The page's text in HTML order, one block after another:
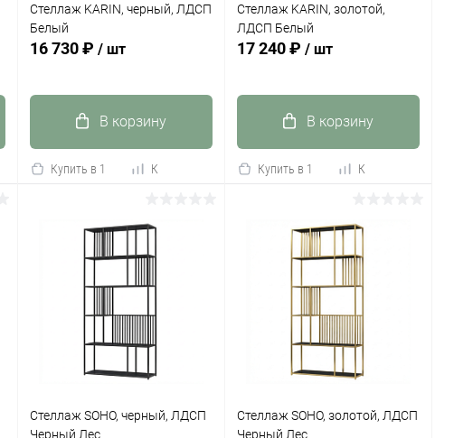
Стеллаж KARIN, черный, ЛДСП
Белый
16 730 ₽ / шт
В корзину
Купить в 1
клик
К
сравнению
Стеллаж KARIN, золотой,
ЛДСП Белый
17 240 ₽ / шт
В корзину
Купить в 1
клик
К
сравнению
Стеллаж SOHO, черный, ЛДСП
Черный Лес
Стеллаж SOHO, золотой, ЛДСП
Черный Лес